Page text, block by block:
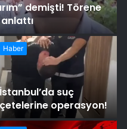
demişti! Törene
Haber
İstanbul’da suç
çetelerine operasyon!